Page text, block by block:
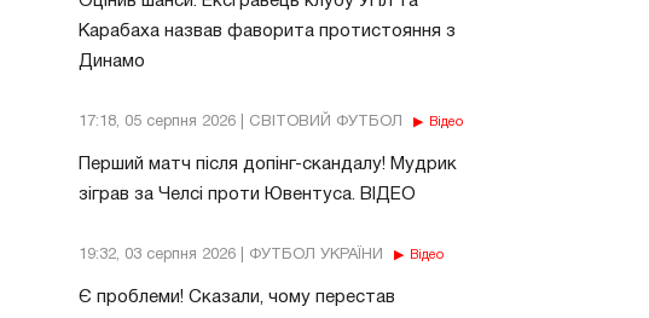
Карабаха назвав фаворита протистояння з
Динамо
17:18, 05 серпня 2026 | СВІТОВИЙ ФУТБОЛ Відео
Перший матч після допінг-скандалу! Мудрик
зіграв за Челсі проти Ювентуса. ВІДЕО
19:32, 03 серпня 2026 | ФУТБОЛ УКРАЇНИ Відео
Є проблеми! Сказали, чому перестав